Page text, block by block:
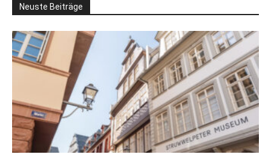
Neuste Beiträge